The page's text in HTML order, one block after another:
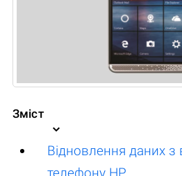
Зміст
Відновлення даних з